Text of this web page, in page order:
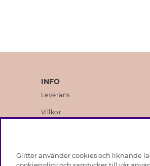
INFO
Leverans
Villkor
Medlemsvillkor
Glitter använder cookies och liknande